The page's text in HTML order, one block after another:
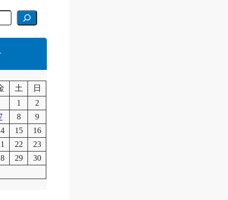
土
日
1
2
8
9
15
16
22
23
29 30